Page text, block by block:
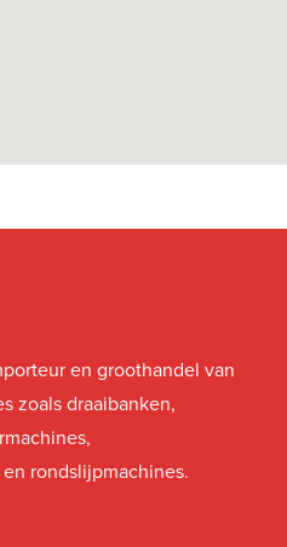
en groothandel van
zoals draaibanken,
rondslijpmachines.